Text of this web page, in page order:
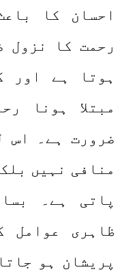
احسان کا
رحمت کا نزول
ہوتا ہے اور
مبتلا ہونا
ضرورت ہے۔ اس
منافی نہیں
پاتی ہے۔
ظاہری عوامل
پریشان ہو